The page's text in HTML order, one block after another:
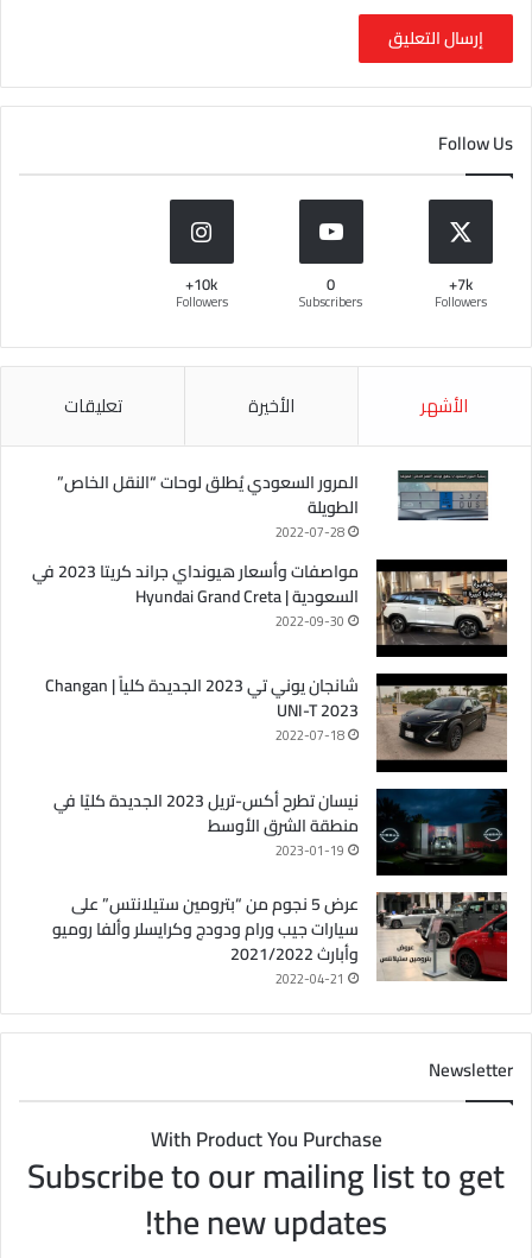
Follow Us
7k+
Followers
0
Subscribers
10k+
Followers
الأشهر الأخيرة تعليقات
المرور السعودي يُطلق لوحات “النقل الخاص”
الطويلة
2022-07-28
مواصفات وأسعار هيونداي جراند كريتا 2023 في
السعودية | Hyundai Grand Creta
2022-09-30
شانجان يوني تي 2023 الجديدة كلياً | Changan
UNI-T 2023
2022-07-18
نيسان تطرح أكس-تريل 2023 الجديدة كليًا في
منطقة الشرق الأوسط
2023-01-19
عرض 5 نجوم من “بترومين ستيلانتس” على
سيارات جيب ورام ودودج وكرايسلر وألفا روميو
وأبارث 2021/2022
2022-04-21
Newsletter
With Product You Purchase
Subscribe to our mailing list to get
the new updates!